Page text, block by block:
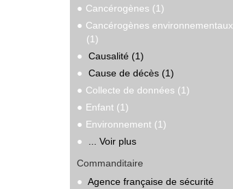
Cancérogènes (1)
Cancérogènes environnementaux
(1)
Causalité (1)
Cause de décès (1)
Collecte de données (1)
Enfant (1)
Environnement (1)
... Voir plus
Commanditaire
Agence française de sécurité